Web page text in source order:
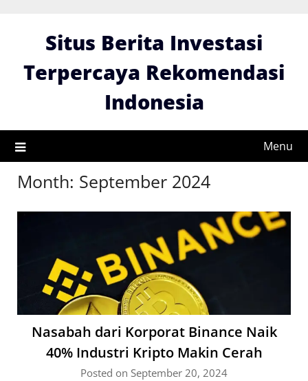
Situs Berita Investasi
Terpercaya Rekomendasi
Indonesia
Menu
Month: September 2024
Nasabah dari Korporat Binance Naik
40% Industri Kripto Makin Cerah
Posted on September 20, 2024